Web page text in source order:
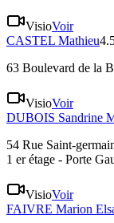
VisioVoir
CASTEL Mathieu
63 Boulevard de la
VisioVoir
DUBOIS Sandrine
54 Rue Saint-
1 er étage - Porte
VisioVoir
FAIVRE Marion